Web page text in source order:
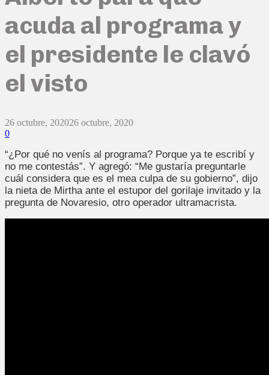
acuda al programa y
el presidente le clavó
el visto
26 octubre, 202026 octubre, 2020
0
“¿Por qué no venís al programa? Porque ya te escribí y
no me contestás”. Y agregó: “Me gustaría preguntarle
cuál considera que es el mea culpa de su gobierno”, dijo
la nieta de Mirtha ante el estupor del gorilaje invitado y la
pregunta de Novaresio, otro operador ultramacrista.